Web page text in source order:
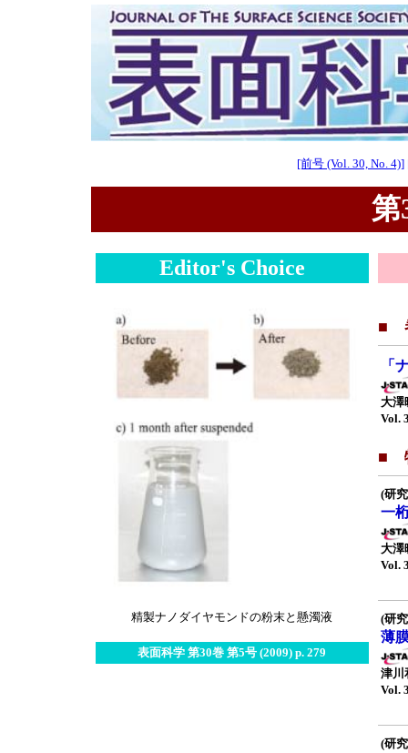
[前号 (Vol. 30, No. 4)]
第
Editor's Choice
精製ナノダイヤモンドの粉末と懸濁液
表面科学 第30巻 第5号 (2009) p. 279
■
「
大澤
Vol.
■
(研
一
大澤
Vol.
(研
薄
津川
Vol.
(研